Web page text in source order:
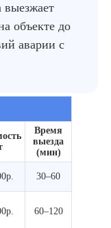
выезжает
объекте до
аварии с
Время
выезда
(мин)
30–60
60–120